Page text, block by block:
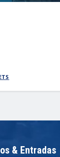
& Entradas